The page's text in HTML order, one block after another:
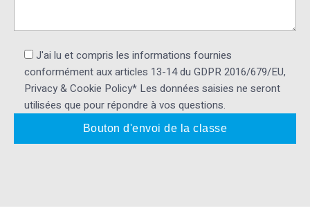
J'ai lu et compris les informations fournies
conformément aux articles 13-14 du GDPR 2016/679/EU,
Privacy & Cookie Policy* Les données saisies ne seront
utilisées que pour répondre à vos questions.